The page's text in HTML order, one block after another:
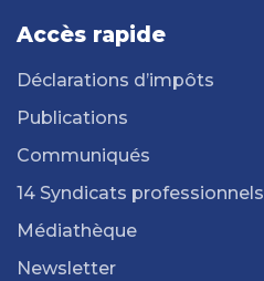
Accès rapide
Déclarations d’impôts
Publications
Communiqués
14 Syndicats professionnels
Médiathèque
Newsletter